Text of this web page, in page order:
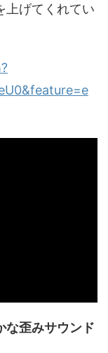
上げてくれてい
な歪みサウンド